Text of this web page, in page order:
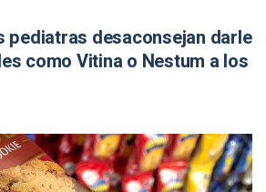
pediatras desaconsejan darle
como Vitina o Nestum a los